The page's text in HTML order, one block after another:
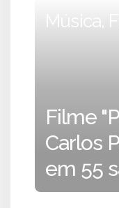
Música,
Filme
Carlos
em 55